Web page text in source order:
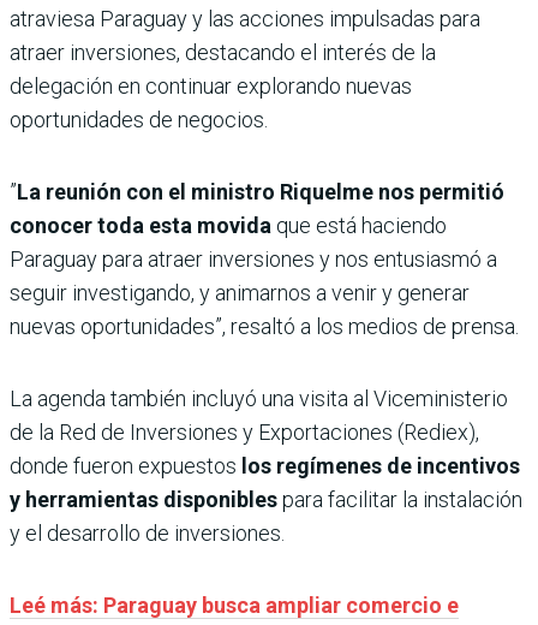
atraviesa Paraguay y las acciones impulsadas para
atraer inversiones, destacando el interés de la
delegación en continuar explorando nuevas
oportunidades de negocios.
”La reunión con el ministro Riquelme nos permitió
conocer toda esta movida que está haciendo
Paraguay para atraer inversiones y nos entusiasmó a
seguir investigando, y animarnos a venir y generar
nuevas oportunidades”, resaltó a los medios de prensa.
La agenda también incluyó una visita al Viceministerio
de la Red de Inversiones y Exportaciones (Rediex),
donde fueron expuestos los regímenes de incentivos
y herramientas disponiblespara facilitar la instalación
y el desarrollo de inversiones.
Leé más: Paraguay busca ampliar comercio e